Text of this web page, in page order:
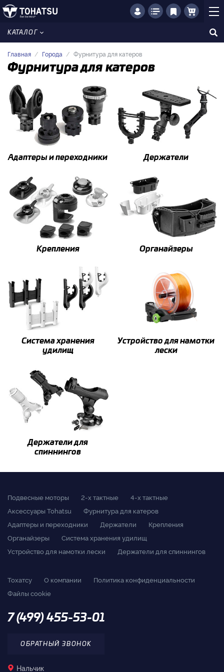
КАТАЛОГ
Главная Города Фурнитура для катеров
Фурнитура для катеров
Адаптеры и переходники Держатели
Крепления Органайзеры
Система хранения
удилищ
Устройство для намотки
лески
Держатели для
спиннингов
Подвесные моторы 2-x тактные
4-x тактные
Аксессуары Tohatsu
Фурнитура для катеров
Адаптеры и переходники
Держатели
Крепления
Органайзеры
Система хранения удилищ
Устройство для намотки лески
Держатели для спиннингов
Тохатсу О компании
Политика конфиденциальности
Файлы cookie
7 (499) 455-53-01
ОБРАТНЫЙ ЗВОНОК
Нальчик